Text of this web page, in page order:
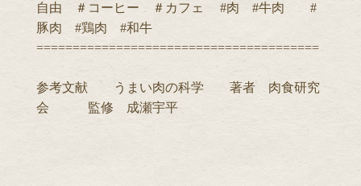
自由 ＃コーヒー ＃カフェ #肉 #牛肉 #
豚肉 #鶏肉 #和牛
=======================================
参考文献 うまい肉の科学 著者 肉食研究
会 監修 成瀬宇平